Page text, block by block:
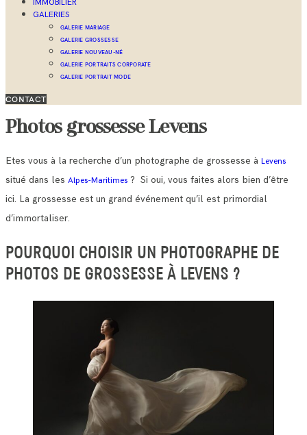
IMMOBILIER
GALERIES
GALERIE MARIAGE
GALERIE GROSSESSE
GALERIE NOUVEAU-NÉ
GALERIE PORTRAITS CORPORATE
GALERIE PORTRAIT MODE
CONTACT
Photos grossesse Levens
Etes vous à la recherche d’un photographe de grossesse à Levens
situé dans les Alpes-Maritimes ? Si oui, vous faites alors bien d’être
ici. La grossesse est un grand événement qu’il est primordial
d’immortaliser.
POURQUOI CHOISIR UN PHOTOGRAPHE DE
PHOTOS DE GROSSESSE À LEVENS ?